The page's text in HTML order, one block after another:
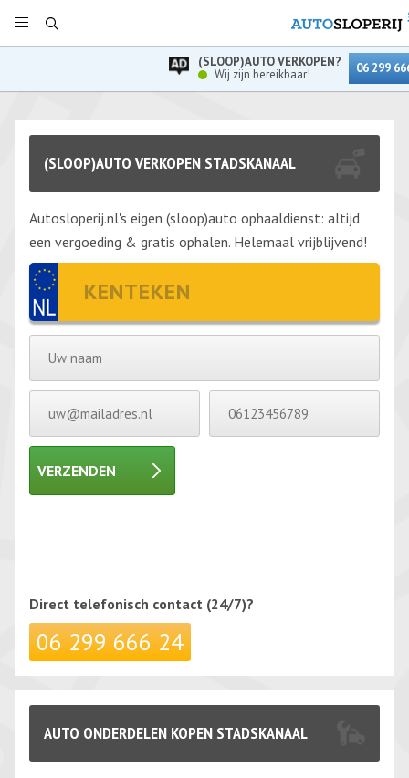
(SLOOP)AUTO VERKOPEN?
Wij zijn bereikbaar!
06 299
(SLOOP)AUTO VERKOPEN STADSKANAAL
Autosloperij.nl's eigen (sloop)auto ophaaldienst: altijd
een vergoeding & gratis ophalen. Helemaal vrijblijvend!
VERZENDEN
Direct telefonisch contact (24/7)?
06 299 666 24
AUTO ONDERDELEN KOPEN STADSKANAAL